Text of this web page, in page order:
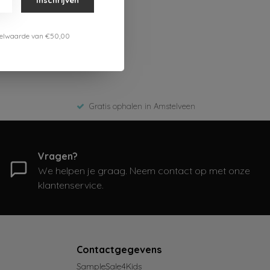
Gratis ophalen in Amstelveen
Vragen?
We helpen je graag. Neem contact op met onze
klantenservice.
Contactgegevens
SampleSale4Kids
van €50,00